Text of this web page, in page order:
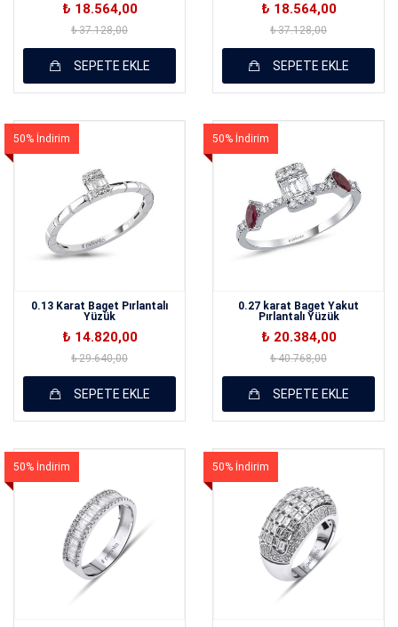
₺ 18.564,00
₺ 37.128,00
SEPETE EKLE
₺ 18.564,00
₺ 37.128,00
SEPETE EKLE
50% İndirim
0.13 Karat Baget Pırlantalı
Yüzük
₺ 14.820,00
₺ 29.640,00
SEPETE EKLE
50% İndirim
0.27 karat Baget Yakut
Pırlantalı Yüzük
₺ 20.384,00
₺ 40.768,00
SEPETE EKLE
50% İndirim 50% İndirim